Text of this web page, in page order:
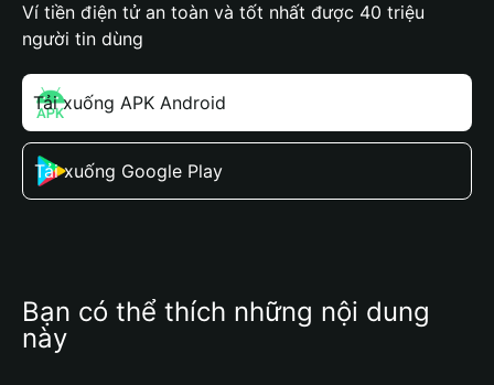
Ví tiền điện tử an toàn và tốt nhất được 40 triệu
người tin dùng
Tải xuống APK Android
Tải xuống Google Play
Bạn có thể thích những nội dung
này